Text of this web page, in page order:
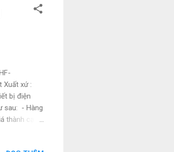
Xuất xứ :
bị điện
sau: - Hàng
thành cạnh